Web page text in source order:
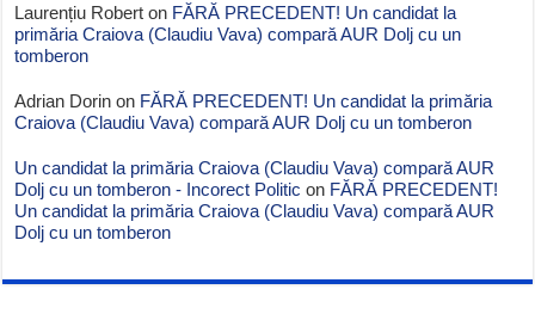
Laurențiu Robert on FĂRĂ PRECEDENT! Un candidat la
primăria Craiova (Claudiu Vava) compară AUR Dolj cu un
tomberon
Adrian Dorin on FĂRĂ PRECEDENT! Un candidat la primăria
Craiova (Claudiu Vava) compară AUR Dolj cu un tomberon
Un candidat la primăria Craiova (Claudiu Vava) compară AUR
Dolj cu un tomberon - Incorect Politic on FĂRĂ PRECEDENT!
Un candidat la primăria Craiova (Claudiu Vava) compară AUR
Dolj cu un tomberon